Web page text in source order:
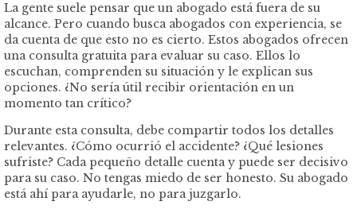
La gente suele pensar que un abogado está fuera de su
alcance. Pero cuando busca abogados con experiencia, se
da cuenta de que esto no es cierto. Estos abogados ofrecen
una consulta gratuita para evaluar su caso. Ellos lo
escuchan, comprenden su situación y le explican sus
opciones. ¿No sería útil recibir orientación en un
momento tan crítico?
Durante esta consulta, debe compartir todos los detalles
relevantes. ¿Cómo ocurrió el accidente? ¿Qué lesiones
sufriste? Cada pequeño detalle cuenta y puede ser decisivo
para su caso. No tengas miedo de ser honesto. Su abogado
está ahí para ayudarle, no para juzgarlo.